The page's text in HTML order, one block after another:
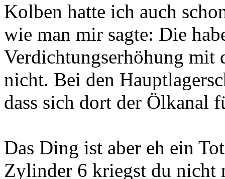
Kolben hatte ich auch
wie man mir sagte: Die
Verdichtungserhöhung
nicht. Bei den
dass sich dort der Ölkanal
Das Ding ist aber eh ein
Zylinder 6 kriegst du nicht